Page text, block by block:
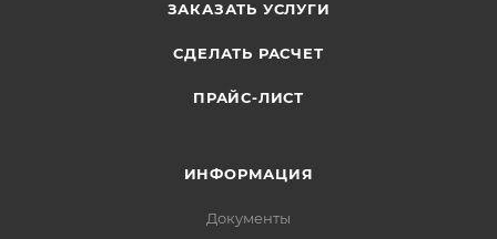
ЗАКАЗАТЬ УСЛУГИ
СДЕЛАТЬ РАСЧЕТ
ПРАЙС-ЛИСТ
ИНФОРМАЦИЯ
Документы